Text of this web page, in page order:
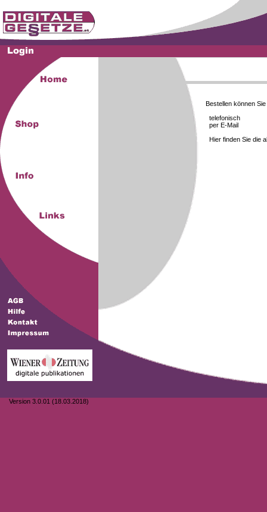
Version 3.0.01 (18.03.2018)
Bestellen können Sie
telefonisch
per E-Mail
Hier finden Sie die